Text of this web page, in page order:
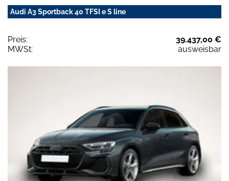
Audi A3 Sportback 40 TFSI e S line
Preis:
39.437,00 €
MWSt:
ausweisbar